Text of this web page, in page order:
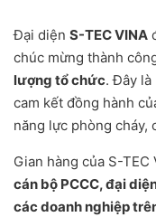
Đại diện S-TEC VINA
chúc mừng thành
lượng tổ chức. Đây
cam kết đồng hành
năng lực phòng cháy,
Gian hàng của S-
cán bộ PCCC, đại
các doanh nghiệp